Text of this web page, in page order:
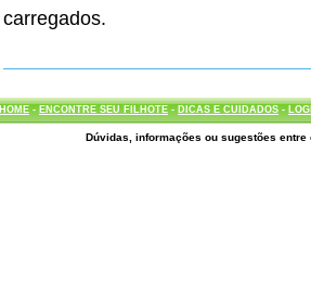
carregados.
HOME- ENCONTRE SEU FILHOTE- DICAS E CUIDADOS-
Dúvidas, informações ou sugestões